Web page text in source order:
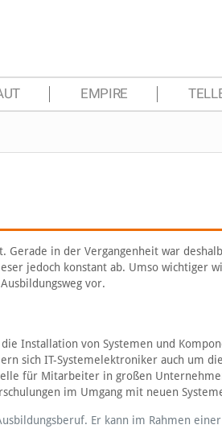
EMPIRE
in der Vergangenheit war
jedoch konstant ab. Umso wichtiger
vor.
Installation von Systemen und
sich IT-Systemelektroniker auch um
für Mitarbeiter in großen
im Umgang mit neuen
Er kann im Rahmen